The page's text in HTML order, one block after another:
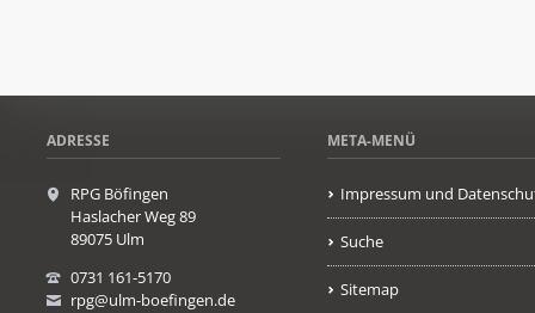
ADRESSE
RPG Böfingen
Haslacher Weg 89
89075 Ulm
0731 161-5170
rpg@ulm-boefingen.de
META-MENÜ
Impressum und
Suche
Sitemap